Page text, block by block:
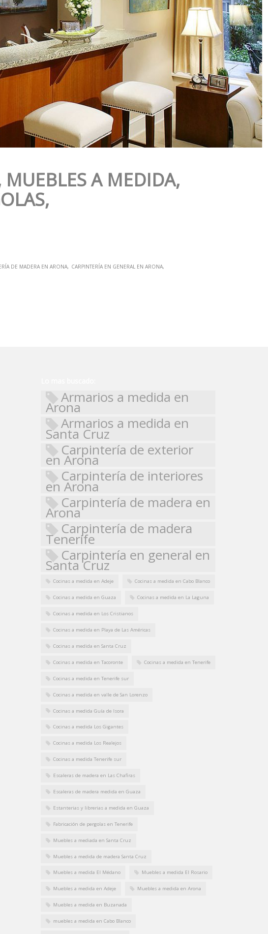
A MEDIDA,
DE MADERA EN ARONA
CARPINTERÍA EN GENERAL EN ARONA
Armarios a medida en
Arona
Armarios a medida en
Santa Cruz
Carpintería de exterior
en Arona
Carpintería de interiores
en Arona
Carpintería de madera en
Arona
Carpintería de madera
Tenerife
Carpintería en general en
Santa Cruz
Cocinas a medida en Adeje Cocinas a medida en Cabo Blanco
Cocinas a medida en Guaza Cocinas a medida en La Laguna
Cocinas a medida en Los Cristianos
Cocinas a medida en Playa de Las Américas
Cocinas a medida en Santa Cruz
Cocinas a medida en Tacoronte Cocinas a medida en Tenerife
Cocinas a medida en Tenerife sur
Cocinas a medida en valle de San Lorenzo
Cocinas a medida Guía de Isora
Cocinas a medida Los Gigantes
Cocinas a medida Los Realejos
Cocinas a medida Tenerife sur
Escaleras de madera en Las Chafiras
Escaleras de madera medida en Guaza
Estanterias y librerias a medida en Guaza
Fabricación de pergolas en Tenerife
Muebles a mediada en Santa Cruz
Muebles a medida de madera Santa Cruz
Muebles a medida El Médano Muebles a medida El Rosario
Muebles a medida en Adeje Muebles a medida en Arona
Muebles a medida en Buzanada
muebles a medida en Cabo Blanco